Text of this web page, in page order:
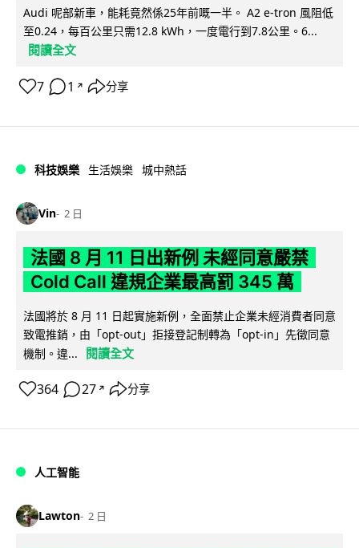
Audi 呢部新車，能耗竟然係25年前嘅一半。 A2 e-tron 風阻低
至0.24，每百公里只需12.8 kWh，一度電行到7.8公里。6...
閱讀全文
7 1 ↗ 分享
科技娛樂 生活娛樂 城中熱話
Vin 2 日
法國 8 月 11 日出新例 未經同意嚴禁
Cold Call 違規企業最高罰 345 萬
法國將於 8 月 11 日起實施新例，全面禁止企業未經消費者同意
致電推銷，由「opt-out」拒接登記制轉為「opt-in」先徵同意
機制。違...
閱讀全文
364 27 ↗ 分享
人工智能
Lawton 2 日